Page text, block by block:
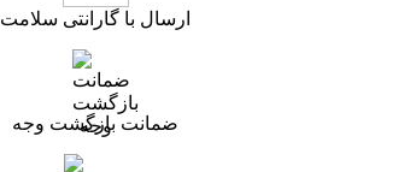
ارسال با گارانتی سلامت
ضمانت بازگشت وجه